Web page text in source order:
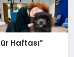
Haftası”